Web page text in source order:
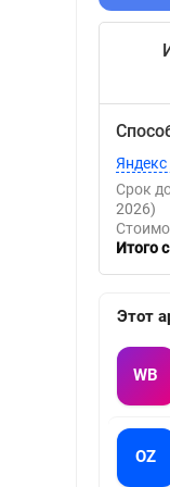
Срок
2026)
Итого
Этот
WB
OZ